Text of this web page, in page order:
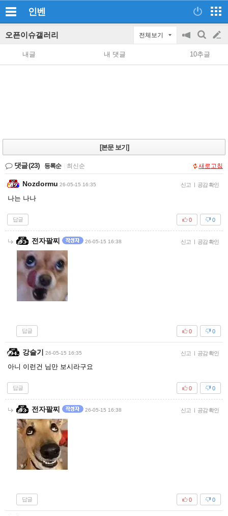
인벤
오픈이슈갤러리 전체보기
공
지
on/off
검
색
글
쓰
내글 내 댓글 10추글
[본문 보기]
댓글(23) 등록순 최신순 새로고침
Nozdormu 26-05-15 16:35 신고 | 공감 확인
나는 나나
답글 0
0
전자팔찌 26-05-15 16:38 신고 | 공감 확인
답글 0
0
강슬기 26-05-15 16:35 신고 | 공감 확인
아니 이런건 님만 보시라구요
답글 0
0
전자팔찌 26-05-15 16:38 신고 | 공감 확인
답글 0
0